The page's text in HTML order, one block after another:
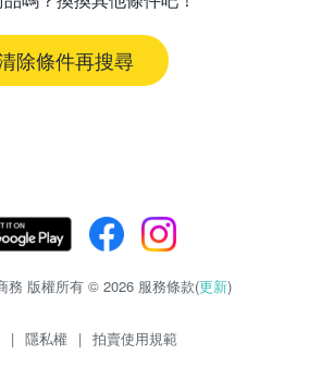
除條件再搜尋
務 版權所有 © 2026 服務條款(更新)
| 隱私權 | 拍賣使用規範